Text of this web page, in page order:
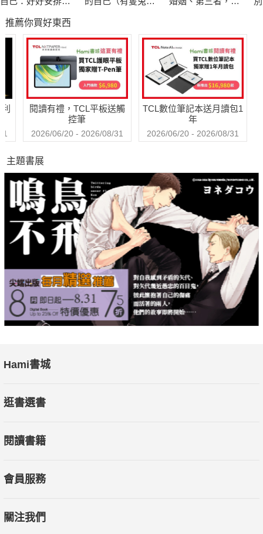
踏入職場後，就是進到一個新環境，如何在新環境中求生存、保
持愉快的心境，以及如何擴展自己的生涯事業，使生命更加充實
等等，是一門重要的課題。
▎四個心理學定律，一秒窺破你的內在活動！
◎因果定律
世界上每一件事情發生的理由。正如物理學上，每一個作用力都
存在著與之相等的反作用力。
◎控制定律
只要決定接受責任，就能進行控制。人的思考機器如果出了毛
病，生活的方向盤失去了控制，便會帶來無窮的煩惱甚至不幸。
只有用正面的思想充實大腦，為了達到目標盡心盡力，才能有良
好的自我感覺。
一個人一旦接受了某種信念，這種信念就會變成他的現實。一個
人是他的全部信念運作的直接結果，這些信念可以為一個人創造
出一個合乎邏輯的或者充滿偏見的現實世界。一個人只能讓各種
資訊與自己內心最深層的信念保持一致，而不管這些信念是否與
◎專心定律
用專心於成功的結果來發展一種成功意識。
〔本書特色〕
個人興趣、情緒管理等主題，幫助讀者建立正向心態、發掘內在
情感困境，或者解決當下面臨的難題，都具有一定的啟發性。
設定人生的力量
推薦你買好東西
閱讀有禮，TCL平板送觸
控筆
2026/06/20 - 2026/08/31
TCL數位筆記本送月讀包1
年
2026/06/20 - 2026/08/31
主題書展
Hami書城
逛書選書
閱讀書籍
會員服務
關注我們